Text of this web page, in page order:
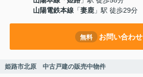
山陽電鉄本線 「妻鹿」駅 徒歩29分
無料 お問い合わせ
姫路市北原 中古戸建の販売中物件